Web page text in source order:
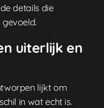
details die
uiterlijk en
lijkt om
in wat echt is.